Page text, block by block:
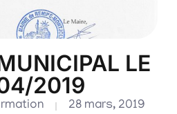
LE
2019
28 mars, 2019